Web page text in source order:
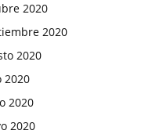
2020
2020
2020
2020
2020
2020